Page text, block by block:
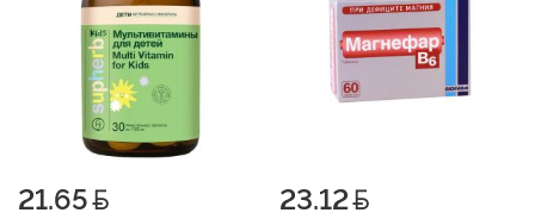
21.65 23.12